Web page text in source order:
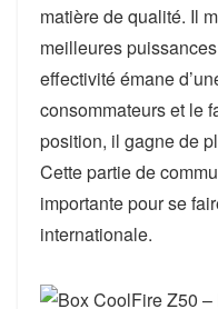
matière de qualité. Il
meilleures
effectivité émane
consommateurs et le
position, il gagne de
Cette partie de
importante pour se
internationale.